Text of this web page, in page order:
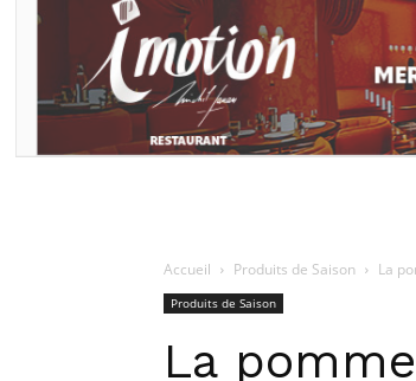
Accueil Produits de Saison La
Produits de Saison
La